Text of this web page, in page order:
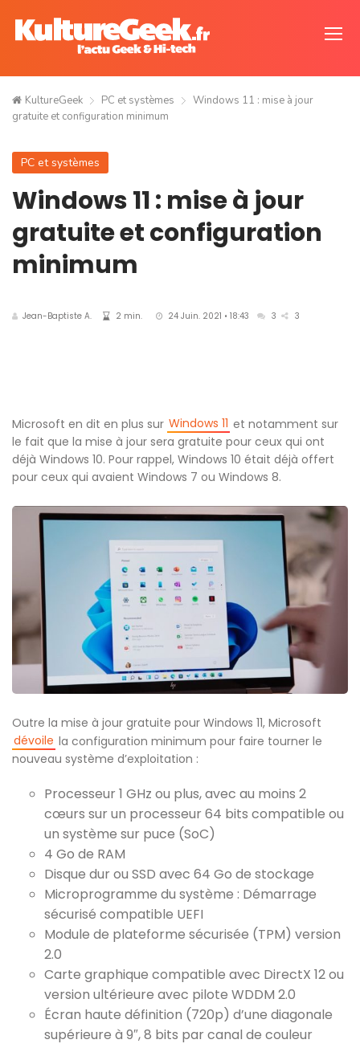
KultureGeek PC et systèmes
Windows 11 : mise à jour
gratuite et configuration minimum
PC et systèmes
Windows 11 : mise à jour
gratuite et configuration
minimum
Jean-Baptiste A. 2 min. 24 Juin. 2021 • 18:43 3 3
Microsoft en dit en plus sur Windows 11 et notamment sur
le fait que la mise à jour sera gratuite pour ceux qui ont
déjà Windows 10. Pour rappel, Windows 10 était déjà offert
pour ceux qui avaient Windows 7 ou Windows 8.
Outre la mise à jour gratuite pour Windows 11, Microsoft
dévoile la configuration minimum pour faire tourner le
nouveau système d’exploitation :
Processeur 1 GHz ou plus, avec au moins 2
cœurs sur un processeur 64 bits compatible ou
un système sur puce (SoC)
4 Go de RAM
Disque dur ou SSD avec 64 Go de stockage
Microprogramme du système : Démarrage
sécurisé compatible UEFI
Module de plateforme sécurisée (TPM) version
2.0
Carte graphique compatible avec DirectX 12 ou
version ultérieure avec pilote WDDM 2.0
Écran haute définition (720p) d’une diagonale
supérieure à 9″, 8 bits par canal de couleur